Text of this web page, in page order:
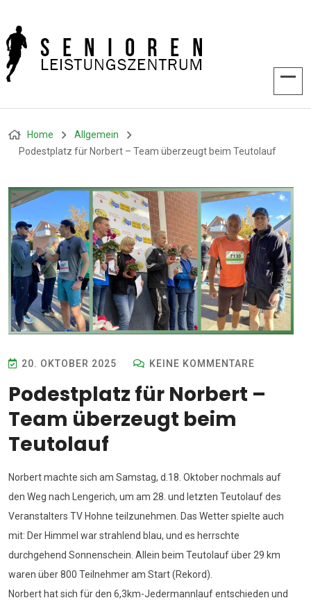
Home
Allgemein
Podestplatz für Norbert – Team überzeugt beim Teutolauf
20. OKTOBER 2025 KEINE KOMMENTARE
Podestplatz für Norbert –
Team überzeugt beim
Teutolauf
Norbert machte sich am Samstag, d.18. Oktober nochmals auf
den Weg nach Lengerich, um am 28. und letzten Teutolauf des
Veranstalters TV Hohne teilzunehmen. Das Wetter spielte auch
mit: Der Himmel war strahlend blau, und es herrschte
durchgehend Sonnenschein. Allein beim Teutolauf über 29 km
waren über 800 Teilnehmer am Start (Rekord).
Norbert hat sich für den 6,3km-Jedermannlauf entschieden und